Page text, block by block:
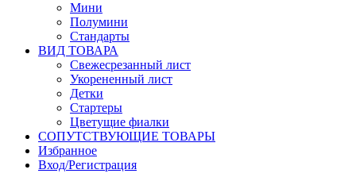
Мини
Полумини
Стандарты
ВИД ТОВАРА
Свежесрезанный лист
Укорененный лист
Детки
Стартеры
Цветущие фиалки
СОПУТСТВУЮЩИЕ ТОВАРЫ
Избранное
Вход/Регистрация